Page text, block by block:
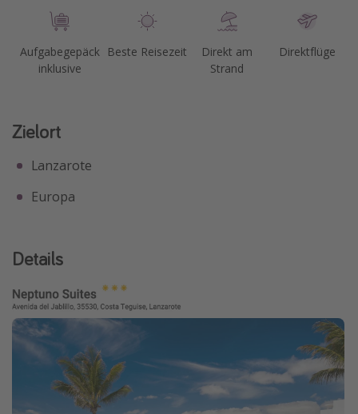
Aufgabegepäck
inklusive
Beste Reisezeit
Direkt am
Strand
Direktflüge
Zielort
Lanzarote
Europa
Details